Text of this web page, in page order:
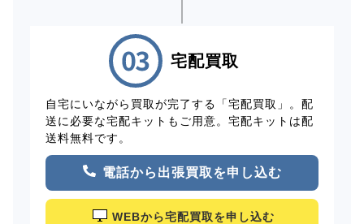
宅配買取
自宅にいながら買取が完了する「宅配買取」。配
送に必要な宅配キットもご用意。宅配キットは配
送料無料です。
電話から出張買取を申し込む
WEBから宅配買取を申し込む